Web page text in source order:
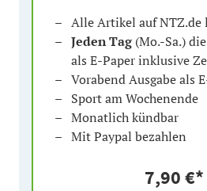
Alle Artikel auf NTZ.de
Jeden Tag(Mo.-Sa.)
als E-Paper inklusive
Vorabend Ausgabe als
Sport am Wochenende
Monatlich kündbar
Mit Paypal bezahlen
7,90 €*